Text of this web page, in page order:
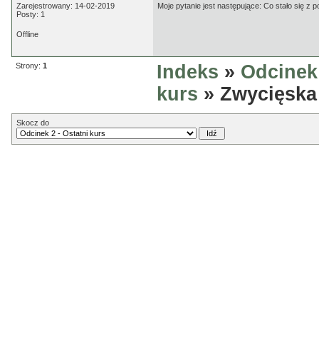
Zarejestrowany: 14-02-2019
Posty: 1
Moje pytanie jest następujące: Co stało się z
Offline
Strony: 1 Indeks »
kurs »
Skocz do